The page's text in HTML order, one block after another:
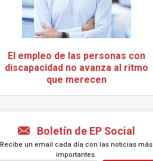
El empleo de las personas con
discapacidad no avanza al ritmo
que merecen
Boletín de EP Social
Recibe un email cada día con las noticias más
importantes.